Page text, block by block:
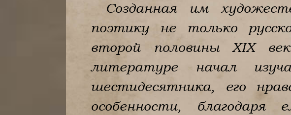
Созданная им
поэтику не только
второй половины XIX
литературе начал
шестидесятника, его
особенности,